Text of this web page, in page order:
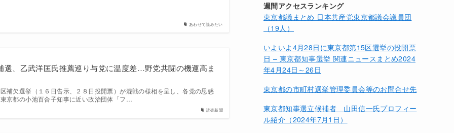
あわせて読みたい
読売新聞
選、乙武洋匡氏推薦巡り与党に温度差…野党共闘の機運高ま
補欠選挙（１６日告示、２８日投開票）が混戦の様相を呈し、各党の思惑
京都の小池百合子知事に近い政治団体「フ…
週間アクセスランキング
東京都議まとめ 日本共産党東京都議会議員団
（19人）
いよいよ4月28日に東京都第15区選挙の投開票
日 – 東京都知事選挙 関連ニュースまとめ2024
年4月24日～26日
東京都の市町村選挙管理委員会等のお問合せ先
東京都知事選立候補者 山田信一氏プロフィー
ル紹介（2024年7月1日）